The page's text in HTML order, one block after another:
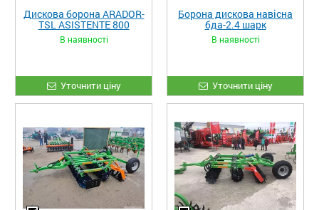
Дискова борона ARADOR-
TSL ASISTENTE 800
В наявності
Уточнити ціну
Борона дискова навісна
бда-2.4 шарк
В наявності
Уточнити ціну